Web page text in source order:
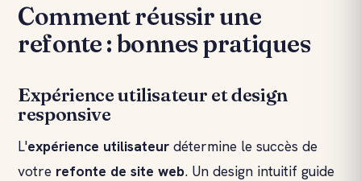
Comment réussir une
refonte : bonnes pratiques
Expérience utilisateur et design
responsive
L'expérience utilisateur détermine le succès de
votre refonte de site web. Un design intuitif guide